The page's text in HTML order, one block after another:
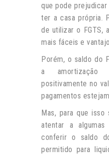
que pode prejudicar
ter a casa própria.
de utilizar o FGTS,
mais fáceis e
Porém, o saldo do
a amortização
positivamente no
pagamentos
Mas, para que
atentar a
conferir o saldo
permitido para